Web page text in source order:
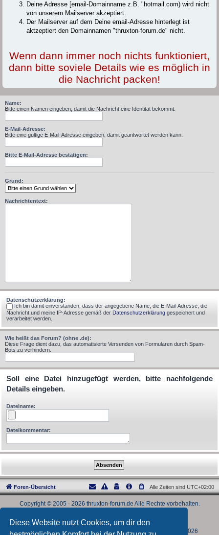
Diese Website nutzt Cookies, um dir den
Deine Adresse [email-Domainname z.B. "hotmail.com) wird nicht
von unserem Mailserver akzeptiert.
Der Mailserver auf dem Deine email-Adresse hinterlegt ist
aktzeptiert den Domainnamen "thruxton-forum.de" nicht.
Wenn dann immer noch nichts funktioniert,
dann bitte soviele Details wie es möglich in
die Nachricht packen!
Name:
Bitte einen Namen eingeben, damit die Nachricht eine Identität bekommt.
E-Mail-Adresse:
Bitte eine gültige E-Mail-Adresse eingeben, damit geantwortet werden kann.
Bitte E-Mail-Adresse bestätigen:
Grund:
Nachrichtentext:
Datenschutzerklärung:
Ich bin damit einverstanden, dass der angegebene Name, die E-Mail-Adresse, die
Nachricht und meine IP-Adresse gemäß der Datenschutzerklärung gespeichert und
verarbeitet werden.
Wie heißt das Forum? (ohne .de):
Diese Frage dient dazu, das automatisierte Versenden von Formularen durch Spam-
Bots zu verhindern.
Soll eine Datei hinzugefügt werden, bitte nachfolgende
Details eingeben.
Dateiname:
Dateikommentar:
Foren-Übersicht Alle Zeiten sind UTC+02:00
Copyright © 2005 - 2026 thruxton-forum.de Alle Rechte vorbehalten.
2018-2026 technischer Admin: Paule.
phpBB® Software Version: 3.3.17, letzte Aktualisierung 12.06.2026